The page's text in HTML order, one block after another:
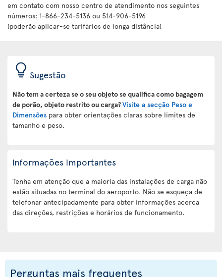
em contato com nosso centro de atendimento nos seguintes
números: 1-866-234-5136 ou 514-906-5196
(poderão aplicar-se tarifários de longa distância)
Sugestão
Não tem a certeza se o seu objeto se qualifica como bagagem
de porão, objeto restrito ou carga?Visite a secção Peso e
Dimensões para obter orientações claras sobre limites de
tamanho e peso.
Informações importantes
Tenha em atenção que a maioria das instalações de carga não
estão situadas no terminal do aeroporto. Não se esqueça de
telefonar antecipadamente para obter informações acerca
das direções, restrições e horários de funcionamento.
Perguntas mais frequentes